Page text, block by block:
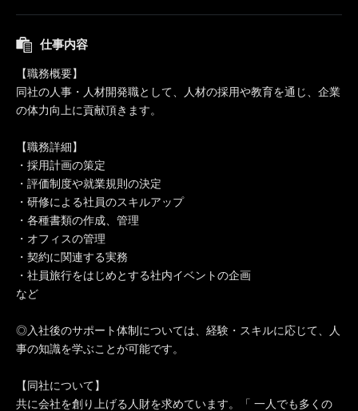
仕事内容
【職務概要】
同社の人事・人材開発職として、人材の採用や教育を通じ、企業
の体力向上に貢献頂きます。
【職務詳細】
・採用計画の策定
・評価制度や就業規則の決定
・研修による社員のスキルアップ
・各種書類の作成、管理
・オフィスの管理
・契約に関連する実務
・社員旅行をはじめとする社内イベントの企画
など
◎入社後のサポート体制については、経験・スキルに応じて、人
事の知識を学ぶことが可能です。
【同社について】
共に会社を創り上げる人財を求めています。「 一人でも多くの